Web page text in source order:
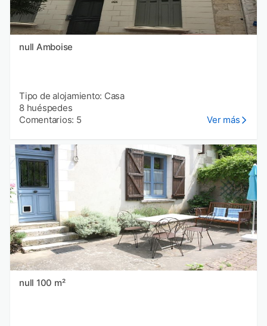
null Amboise
Tipo de alojamiento: Casa
8 huéspedes
Comentarios: 5
Ver más
null 100 m²